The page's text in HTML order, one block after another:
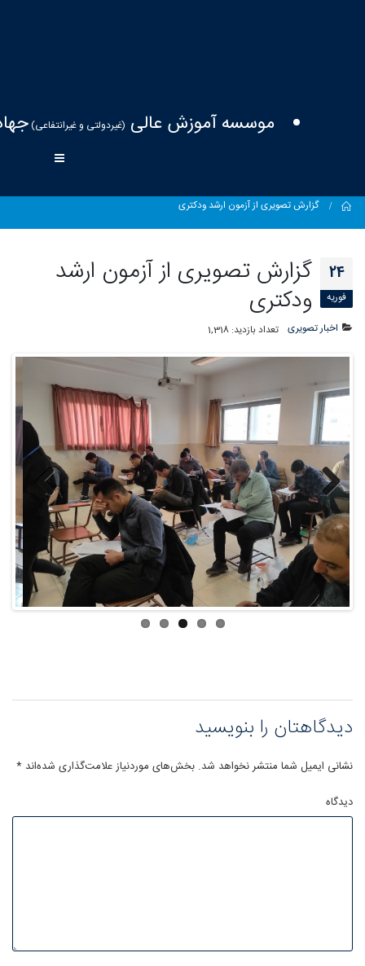
موسسه آموزش عالی (غیردولتی و غیرانتفاعی)
Home
گزارش تصویری از آزمون ارشد ودکتری
24
فوریه
گزارش تصویری از آزمون ارشد
ودکتری
اخبار تصویری تعداد بازدید: 1,318
Previous Next
دیدگاهتان را بنویسید
نشانی ایمیل شما منتشر نخواهد شد. بخش‌های موردنیاز علامت‌گذاری شده‌اند *
دیدگاه